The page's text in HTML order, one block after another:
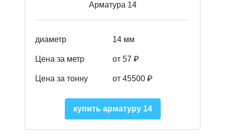
Арматура 14
диаметр 14 мм
Цена за метр от 57 ₽
Цена за тонну от 45500 ₽
купить арматуру 14